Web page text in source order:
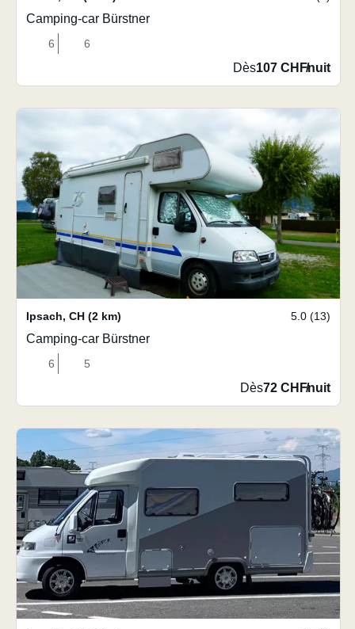
Camping-car Bürstner
6 6
Dès107 CHF/nuit
Ipsach, CH (2 km) 5.0 (13)
Camping-car Bürstner
6 5
Dès72 CHF/nuit